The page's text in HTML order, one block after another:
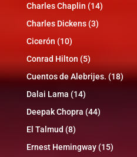
Charles Chaplin (14)
Charles Dickens(3)
Cicerón (10)
Conrad Hilton (5)
Cuentos de Alebrijes.(18)
Dalai Lama (14)
Deepak Chopra (44)
El Talmud (8)
Ernest Hemingway(15)